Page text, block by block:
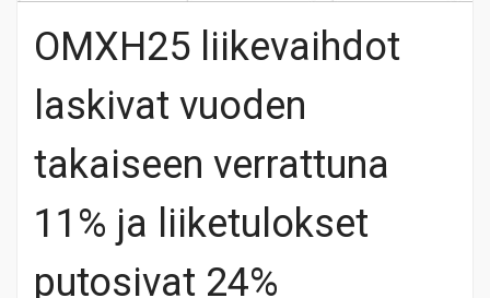
OMXH25 liikevaihdot
laskivat vuoden
takaiseen verrattuna
11% ja liiketulokset
putosivat 24%